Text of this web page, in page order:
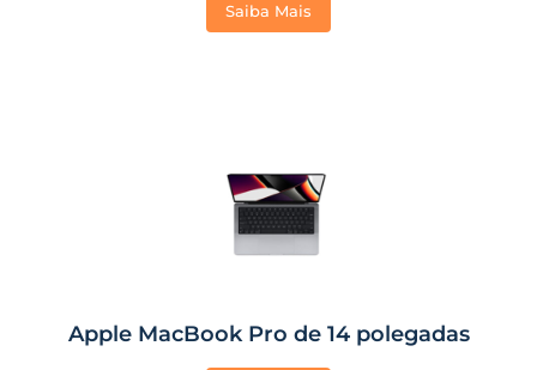
Saiba Mais
Apple MacBook Pro de 14 polegadas